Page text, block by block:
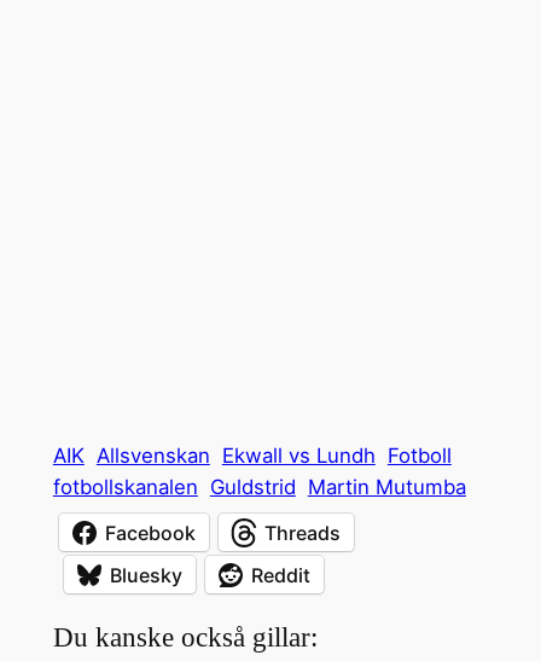
AIK Allsvenskan Ekwall vs Lundh Fotboll
fotbollskanalen Guldstrid Martin Mutumba
Facebook
Threads
Bluesky
Reddit
Du kanske också gillar: